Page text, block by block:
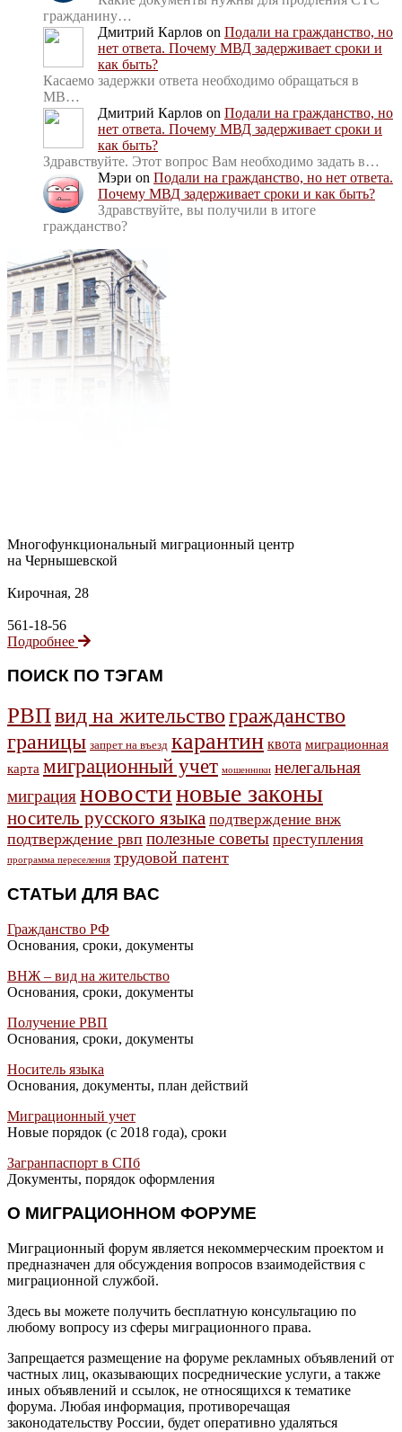
гражданину…
Дмитрий Карлов on Подали на гражданство, но
нет ответа. Почему МВД задерживает сроки и
как быть?
Касаемо задержки ответа необходимо обращаться в
МВ…
Дмитрий Карлов on Подали на гражданство, но
нет ответа. Почему МВД задерживает сроки и
как быть?
Здравствуйте. Этот вопрос Вам необходимо задать в…
Мэри on Подали на гражданство, но нет ответа.
Почему МВД задерживает сроки и как быть?
Здравствуйте, вы получили в итоге
гражданство?
Многофункциональный миграционный центр
на Чернышевской
Кирочная, 28
561-18-56
Подробнее
ПОИСК ПО ТЭГАМ
РВПвид на жительствогражданство
границы запрет на въезд карантин квота миграционная
карта миграционный учет мошенники нелегальная
миграцияновостиновые законы
носитель русского языка подтверждение внж
подтверждение рвп полезные советы преступления
программа переселения трудовой патент
СТАТЬИ ДЛЯ ВАС
Гражданство РФ
Основания, сроки, документы
ВНЖ – вид на жительство
Основания, сроки, документы
Получение РВП
Основания, сроки, документы
Носитель языка
Основания, документы, план действий
Миграционный учет
Новые порядок (с 2018 года), сроки
Загранпаспорт в СПб
Документы, порядок оформления
О МИГРАЦИОННОМ ФОРУМЕ
Миграционный форум является некоммерческим проектом и
предназначен для обсуждения вопросов взаимодействия с
миграционной службой.
Здесь вы можете получить бесплатную консультацию по
любому вопросу из сферы миграционного права.
Запрещается размещение на форуме рекламных объявлений от
частных лиц, оказывающих посреднические услуги, а также
иных объявлений и ссылок, не относящихся к тематике
форума. Любая информация, противоречащая
законодательству России, будет оперативно удаляться